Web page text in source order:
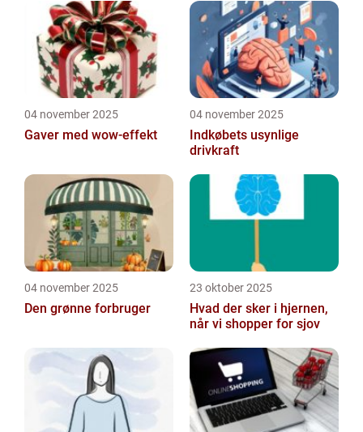
04 november 2025
Gaver med wow-effekt
04 november 2025
Indkøbets usynlige
drivkraft
04 november 2025
Den grønne forbruger
23 oktober 2025
Hvad der sker i hjernen,
når vi shopper for sjov